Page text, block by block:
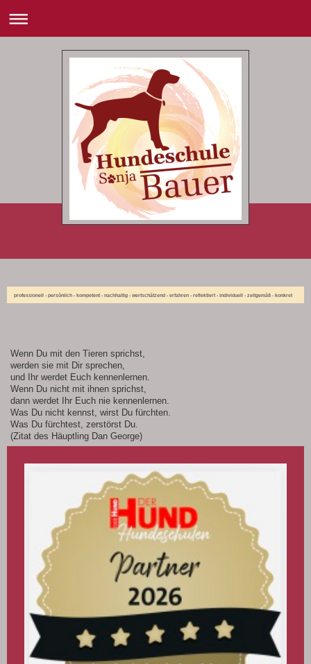
professionell - persönlich - kompetent - nachhaltig - wertschätzend - erfahren - reflektiert - individuell - zeitgemäß - konkret
Wenn Du mit den Tieren sprichst,
werden sie mit Dir sprechen,
und Ihr werdet Euch kennenlernen.
Wenn Du nicht mit ihnen sprichst,
dann werdet Ihr Euch nie kennenlernen.
Was Du nicht kennst, wirst Du fürchten.
Was Du fürchtest, zerstörst Du.
(Zitat des Häuptling Dan George)